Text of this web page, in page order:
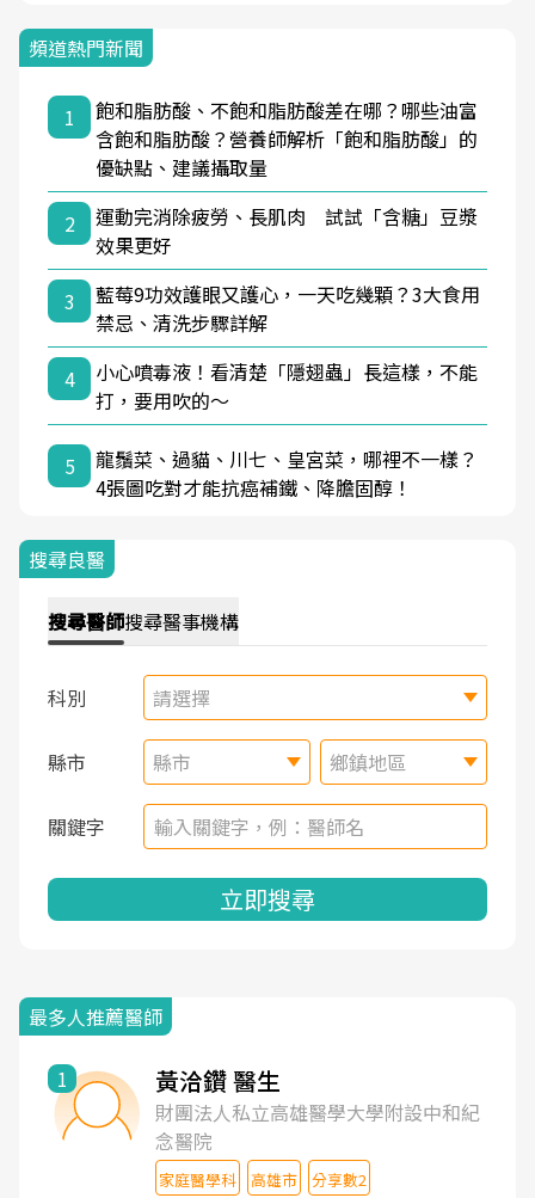
頻道熱門新聞
1
飽和脂肪酸、不飽和脂肪酸差在哪？哪些油富
含飽和脂肪酸？營養師解析「飽和脂肪酸」的
優缺點、建議攝取量
2
運動完消除疲勞、長肌肉 試試「含糖」豆漿
效果更好
3
藍莓9功效護眼又護心，一天吃幾顆？3大食用
禁忌、清洗步驟詳解
4
小心噴毒液！看清楚「隱翅蟲」長這樣，不能
打，要用吹的～
5
龍鬚菜、過貓、川七、皇宮菜，哪裡不一樣？
4張圖吃對才能抗癌補鐵、降膽固醇！
搜尋良醫
搜尋醫師搜尋醫事機構
科別 請選擇
縣市 縣市 鄉鎮地區
關鍵字
立即搜尋
最多人推薦醫師
1 黃洽鑽 醫生
財團法人私立高雄醫學大學附設中和紀
念醫院
家庭醫學科 高雄市 分享數2